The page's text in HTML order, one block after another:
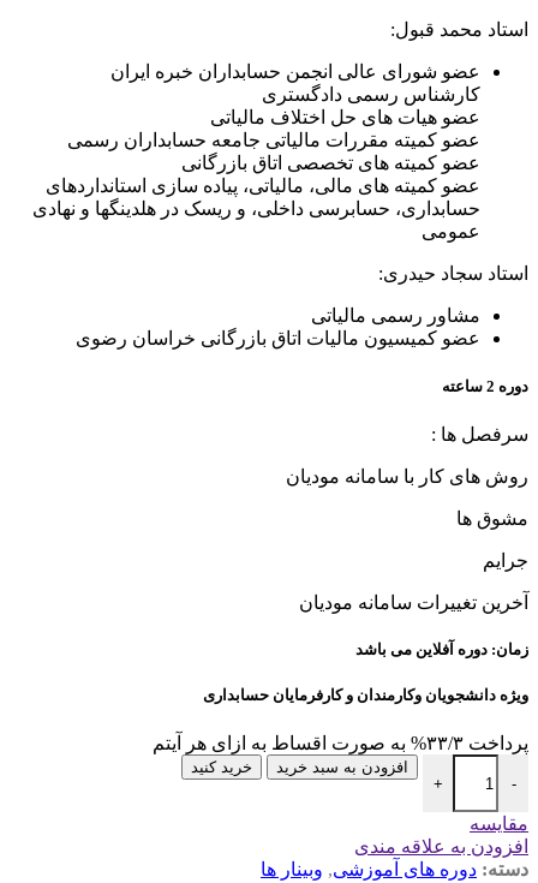
استاد محمد قبول:
عضو شورای عالی انجمن حسابداران خبره ایران
کارشناس رسمی دادگستری
عضو هیات های حل اختلاف مالیاتی
عضو کمیته مقررات مالیاتی جامعه حسابداران رسمی
عضو کمیته های تخصصی اتاق بازرگانی
عضو کمیته های مالی، مالیاتی، پیاده سازی استانداردهای
حسابداری، حسابرسی داخلی، و ریسک در هلدینگها و نهادی
عمومی
استاد سجاد حیدری:
مشاور رسمی مالیاتی
عضو کمیسیون مالیات اتاق بازرگانی خراسان رضوی
دوره 2 ساعته
سرفصل ها :
روش های کار با سامانه مودیان
مشوق ها
جرایم
آخرین تغییرات سامانه مودیان
زمان: دوره آفلاین می باشد
ویژه دانشجویان وکارمندان و کارفرمایان حسابداری
پرداخت ۳۳/۳% به صورت اقساط به ازای هر آیتم
-
دوره آفلاین آخرین تغییرات سامانه مودیان عدد
+
افزودن به سبد خرید خرید کنید
مقايسه
افزودن به علاقه مندی
دسته: دوره های آموزشی, وبینار ها